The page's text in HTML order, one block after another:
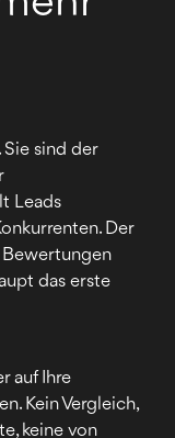
Sie sind der
Leads
Der
Bewertungen
das erste
auf Ihre
Kein Vergleich,
keine von